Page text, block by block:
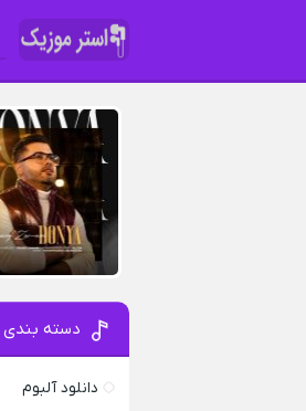
دسته بندی
دانلود آلبوم